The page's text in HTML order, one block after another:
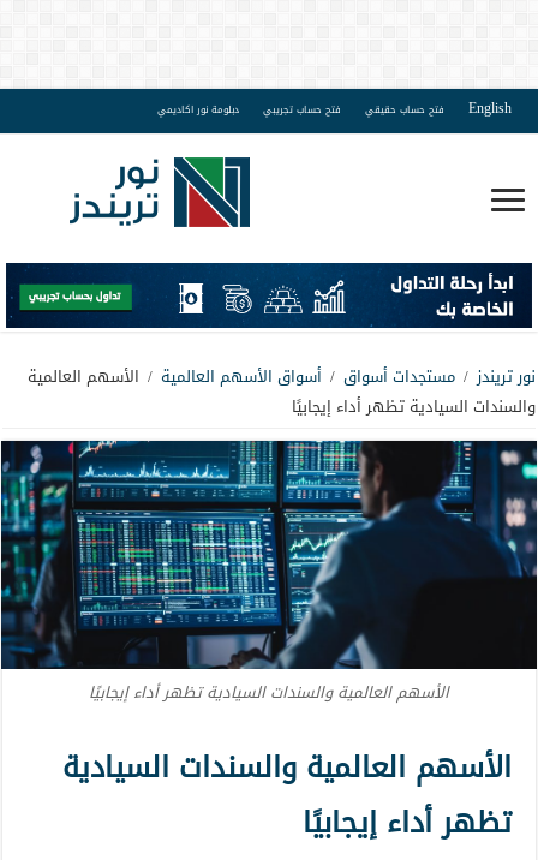
English فتح حساب حقيقي فتح حساب تجريبي دبلومة نور اكاديمي
نور تريندز / مستجدات أسواق / أسواق الأسهم العالمية / الأسهم العالمية
والسندات السيادية تظهر أداء إيجابيًا
الأسهم العالمية والسندات السيادية تظهر أداء إيجابيًا
الأسهم العالمية والسندات السيادية
تظهر أداء إيجابيًا